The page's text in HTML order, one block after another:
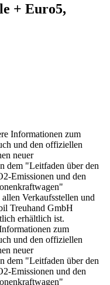
+ Euro5,
Informationen zum
und den offiziellen
neuer
dem "Leitfaden über den
Emissionen und den
Verkaufsstellen und
Treuhand GmbH
erhältlich ist.
zum
und den offiziellen
neuer
dem "Leitfaden über den
Emissionen und den